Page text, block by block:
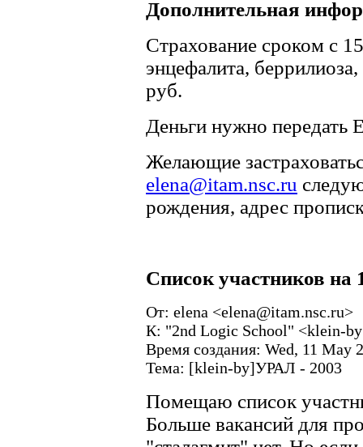
Дополнительная
Страхование сроком с
энцефалита,
руб.
Деньги нужно передать
Желающие
elena@itam.nsc.ru
рождения, адрес
Список участников на
От: elena <elena@itam.nsc.ru>
К: "2nd Logic School" <klein-
Время создания: Wed, 11 May
Тема: [klein-by]УРАЛ - 2003
Помещаю список
Больше вакансий для